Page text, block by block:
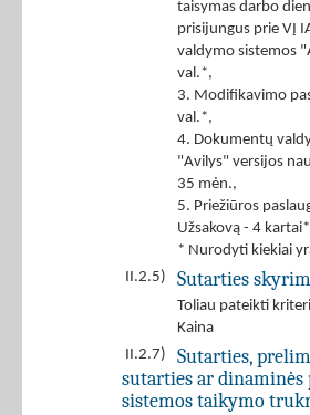
taisymas darbo
prisijungus prie VĮ
valdymo sistemos
val.*,
3. Modifikavimo
val.*,
4. Dokumentų
"Avilys" versijos
35 mėn.,
5. Priežiūros
Užsakovą - 4
* Nurodyti kiekiai
II.2.5)
Sutarties
Toliau pateikti
Kaina
II.2.7)
Sutarties,
sutarties ar
sistemos taikymo